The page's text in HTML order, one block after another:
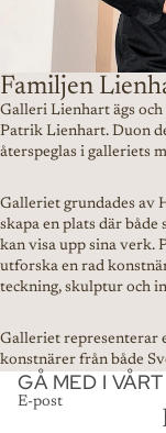
Familjen
Galleri Lienhart ägs
Patrik Lienhart. Duon
återspeglas i galleriets
Galleriet grundades av
skapa en plats där
kan visa upp sina verk.
utforska en rad
teckning, skulptur och
Galleriet representerar
konstnärer från både
GÅ MED I
E-post